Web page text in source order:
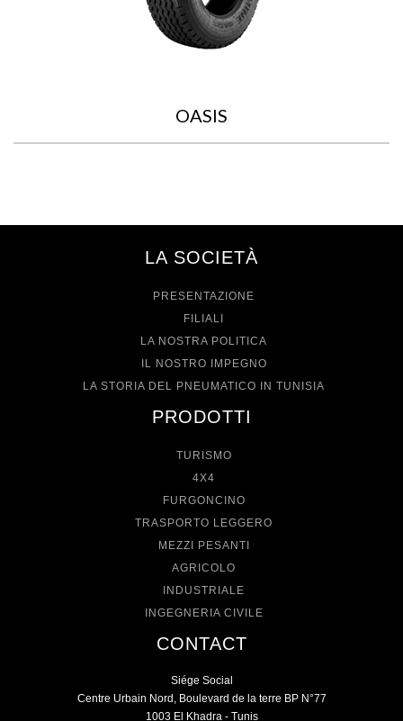
OASIS
LA SOCIETÀ
PRESENTAZIONE
FILIALI
LA NOSTRA POLITICA
IL NOSTRO IMPEGNO
LA STORIA DEL PNEUMATICO IN TUNISIA
PRODOTTI
TURISMO
4X4
FURGONCINO
TRASPORTO LEGGERO
MEZZI PESANTI
AGRICOLO
INDUSTRIALE
INGEGNERIA CIVILE
CONTACT
Siége Social
Centre Urbain Nord, Boulevard de la terre BP N°77
1003 El Khadra - Tunis